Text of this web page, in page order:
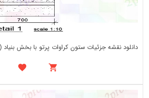
دانلود نقشه جزئیات ستون کراوات پرتو با بخش بنیاد